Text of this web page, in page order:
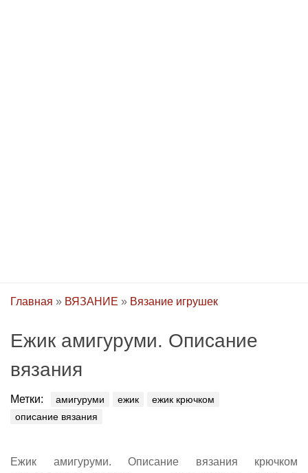
Главная » ВЯЗАНИЕ » Вязание игрушек
Ежик амигуруми. Описание
вязания
Метки: амигуруми ежик
ежик крючком
описание вязания
Ежик амигуруми. Описание вязания крючком